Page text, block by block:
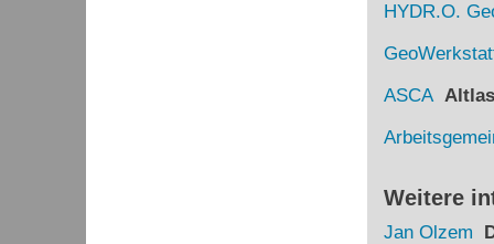
HYDR.O.
ASCA
Weitere
Jan Olzem